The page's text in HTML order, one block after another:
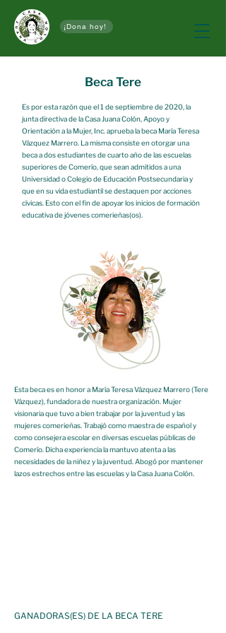
¡Dona hoy!
Beca Tere
Es por esta razón que el 1 de septiembre de 2020, la
junta directiva de la Casa Juana Colón, Apoyo y
Orientación a la Mujer, Inc. aprueba la beca María Teresa
Vázquez Marrero. La misma consiste en otorgar una
beca a dos estudiantes de cuarto año de las escuelas
superiores de Comerío, que sean admitidos a una
Universidad o Colegio de Educación Postsecundaria y
que en su vida estudiantil se destaquen por acciones
cívicas. Esto con el fin de apoyar los inicios de formación
educativa de jóvenes comerieñas(os).
Esta beca es en honor a María Teresa Vázquez Marrero (Tere
Vázquez), fundadora de nuestra organización. Mujer
visionaria que tuvo a bien trabajar por la juventud y las
mujeres comerieñas. Trabajó como maestra de español y
como consejera escolar en diversas escuelas públicas de
Comerío. Dicha experiencia la mantuvo atenta a las
necesidades de la niñez y la juventud. Abogó por mantener
lazos estrechos entre las escuelas y la Casa Juana Colón.
GANADORAS(ES) DE LA BECA TERE